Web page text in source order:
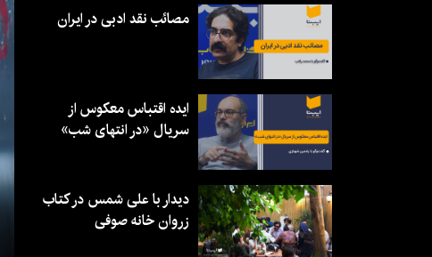
مصائب نقد ادبی در ایران
ایده اقتباس معکوس از
سریال «در انتهای شب»
دیدار با علی شمس در کتاب
زروان خانه صوفی